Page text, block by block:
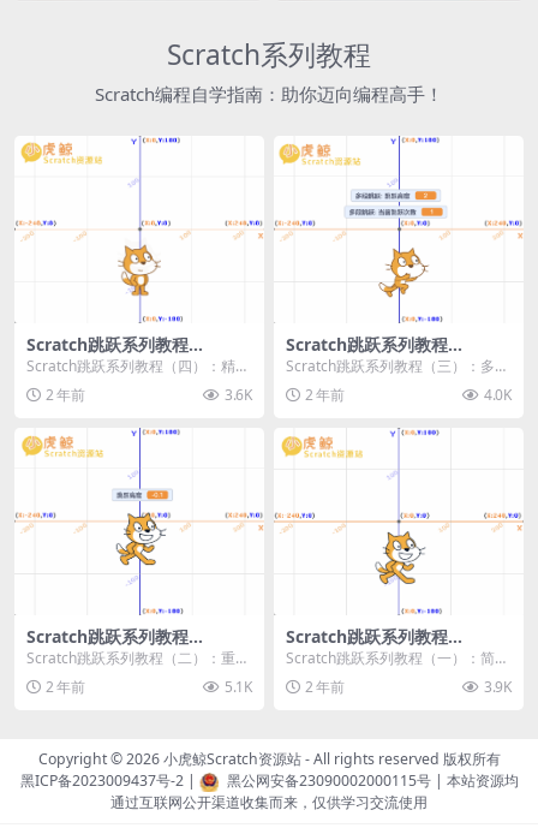
Scratch系列教程
Scratch编程自学指南：助你迈向编程高手！
Scratch跳跃系列教程
（四）：精准着陆
Scratch跳跃系列教程（四）：精准
着陆 作者：小虎鲸Scratch资源站
... 2 年前 3.6K
Scratch跳跃系列教程
（三）：多段跳跃
Scratch跳跃系列教程（三）：多段
跳跃 作者：小虎鲸Scratch资源站
连...2 年前 4.0K
Scratch跳跃系列教程
（二）：重力跳跃
Scratch跳跃系列教程（二）：重力
跳跃 作者：小虎鲸Scratch资源站
按...2 年前 5.1K
Scratch跳跃系列教程
（一）：简单跳跃
Scratch跳跃系列教程（一）：简单
跳跃 作者：小虎鲸Scratch资源站
按...2 年前 3.9K
Copyright © 2026小虎鲸Scratch资源站- All rights reserved 版权所有
黑ICP备2023009437号-2| 黑公网安备23090002000115号| 本站资源均
通过互联网公开渠道收集而来，仅供学习交流使用